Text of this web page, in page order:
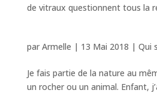
de vitraux questionnent tous la
par Armelle | 13 Mai 2018 | Qui
Je fais partie de la nature au
un rocher ou un animal. Enfant,